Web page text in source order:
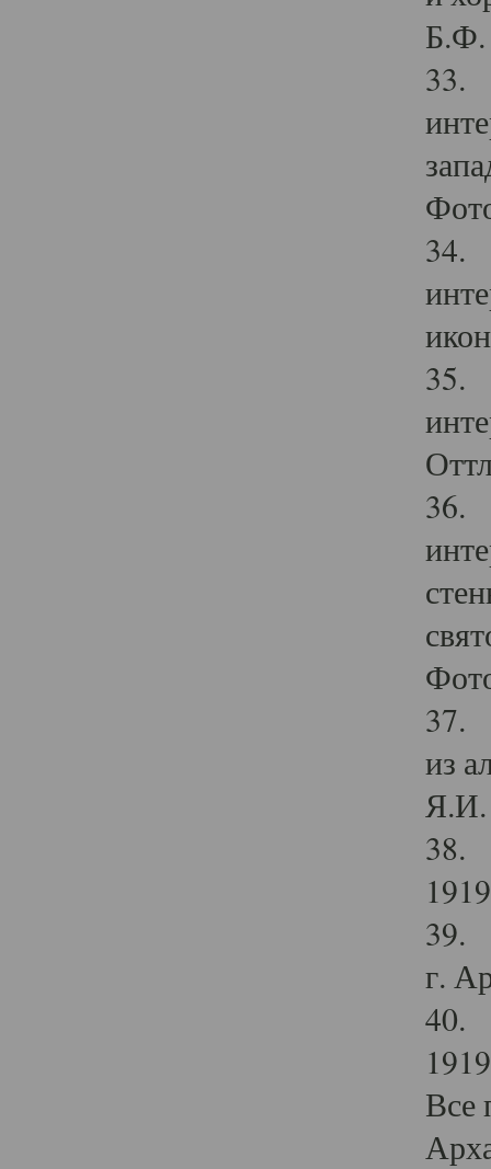
Б.Ф.
33.
34.
35.
36.
37.
из
Я.И.
38.
39.
г.
40.
Все